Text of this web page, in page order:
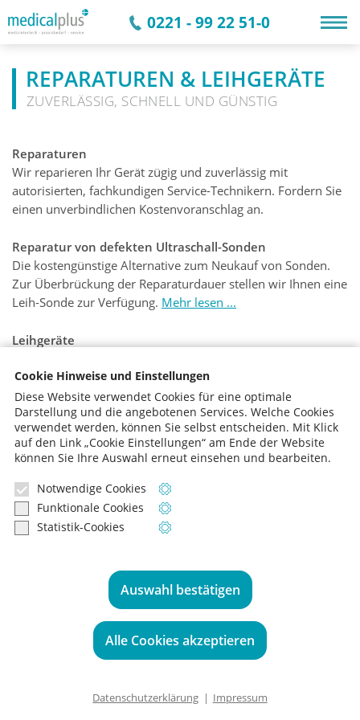
Cookie Hinweise und Einstellungen
Diese Website verwendet Cookies für eine optimale
Darstellung und die angebotenen Services. Welche Cookies
verwendet werden, können Sie selbst entscheiden. Mit Klick
auf den Link „Cookie Einstellungen“ am Ende der Website
können Sie Ihre Auswahl erneut einsehen und bearbeiten.
Notwendige Cookies
Informationen zu notwendigen
Funktionale Cookies
Informationen zu funktionalen
Statistik-Cookies
Informationen zu Statistik-Cookies
Auswahl bestätigen
Alle Cookies akzeptieren
Datenschutzerklärung | Impressum
0221 - 99 22 51-0
REPARATUREN & LEIHGERÄTE
ZUVERLÄSSIG, SCHNELL UND GÜNSTIG
Reparaturen
Wir reparieren Ihr Gerät zügig und zuverlässig mit
autorisierten, fachkundigen Service-Technikern. Fordern Sie
einen unverbindlichen Kostenvoranschlag an.
Reparatur von defekten Ultraschall-Sonden
Die kostengünstige Alternative zum Neukauf von Sonden.
Zur Überbrückung der Reparaturdauer stellen wir Ihnen eine
Leih-Sonde zur Verfügung. Mehr lesen ...
Leihgeräte
Leihgeräte und Leih-Zubehörteile zur Verfügung
Regeneration von Wasseraufbereitungspatronen
Für Sterilisatoren und Thermodesinfektoren
Sie haben Fragen? Sprechen Sie uns an,
wir beraten Sie gern:
medical plus ist Mitglied der Unternehmensgruppe Co-med
© 2026 medical plus